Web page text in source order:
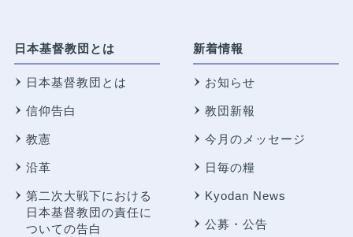
日本基督教団とは
日本基督教団とは
信仰告白
教憲
沿革
第二次大戦下における
日本基督教団の責任に
ついての告白
新着情報
お知らせ
教団新報
今月のメッセージ
日毎の糧
Kyodan News
公募・公告